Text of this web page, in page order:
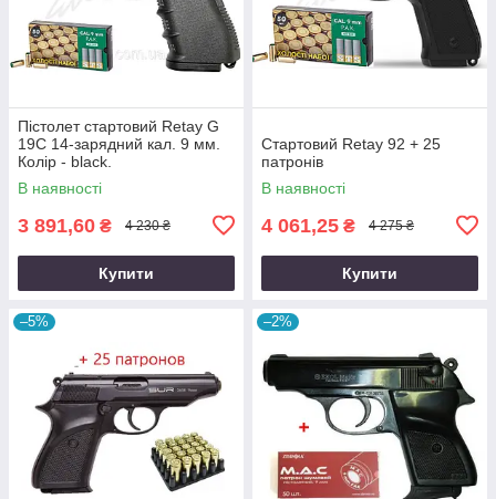
Пістолет стартовий Retay G
19C 14-зарядний кал. 9 мм.
Колір - black.
В наявності
3 891,60 ₴ 4 230 ₴
Купити
Стартовий Retay 92 + 25
патронів
В наявності
4 061,25 ₴ 4 275 ₴
Купити
–5% –2%